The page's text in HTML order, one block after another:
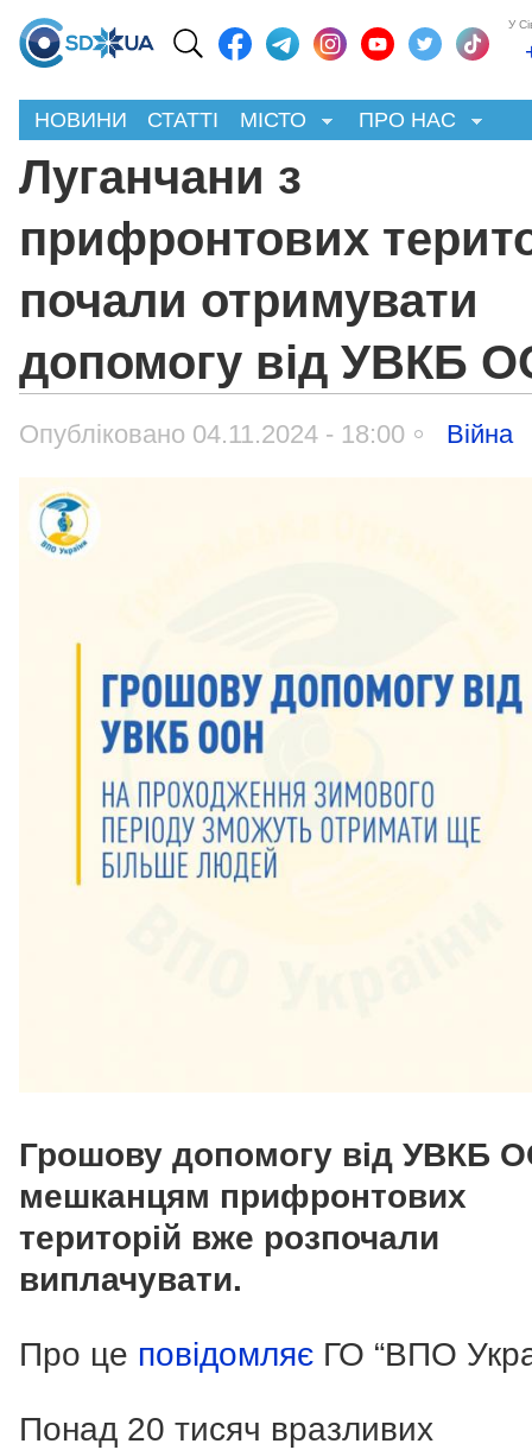
У
НОВИНИ СТАТТІ МІСТО ПРО НАС
Луганчани з
прифронтових
почали отримувати
допомогу від УВКБ
Опубліковано 04.11.2024 - 18:00 Війна
Грошову допомогу від УВКБ
мешканцям прифронтових
територій вже розпочали
виплачувати.
Про це повідомляє ГО “ВПО
Понад 20 тисяч вразливих